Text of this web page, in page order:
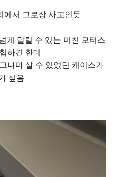
에서 그로장 사고인듯
게 달릴 수 있는 미친 모터스
하긴 한데
나마 살 수 있었던 케이스가
싶음